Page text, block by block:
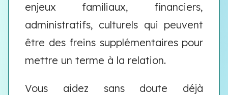
enjeux familiaux, financiers,
administratifs, culturels qui peuvent
être des freins supplémentaires pour
mettre un terme à la relation.
Vous aidez sans doute déjà